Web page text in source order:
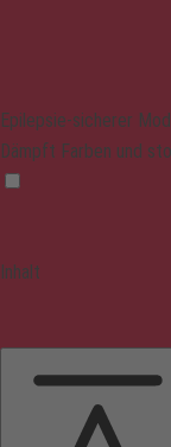
Epilepsie-sicherer
Dämpft Farben und
Inhalt